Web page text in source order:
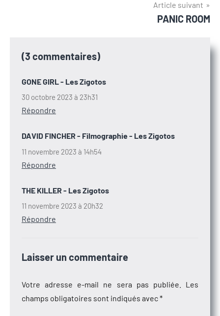
Article suivant
PANIC ROOM
(3 commentaires)
GONE GIRL - Les Zigotos
30 octobre 2023 à 23h31
Répondre
DAVID FINCHER - Filmographie - Les Zigotos
11 novembre 2023 à 14h54
Répondre
THE KILLER - Les Zigotos
11 novembre 2023 à 20h32
Répondre
Laisser un commentaire
Votre adresse e-mail ne sera pas publiée.
Les
champs obligatoires sont indiqués avec*